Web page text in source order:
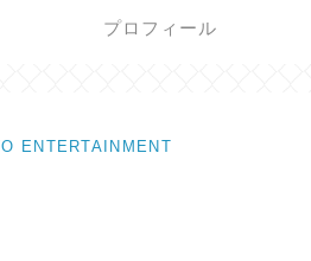
プロフィール
ENTERTAINMENT